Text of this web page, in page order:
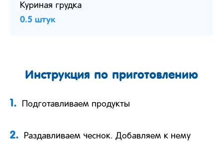
Куриная грудка
0.5 штук
Инструкция по приготовлению
1. Подготавливаем продукты
2.
Раздавливаем чеснок. Добавляем к нему